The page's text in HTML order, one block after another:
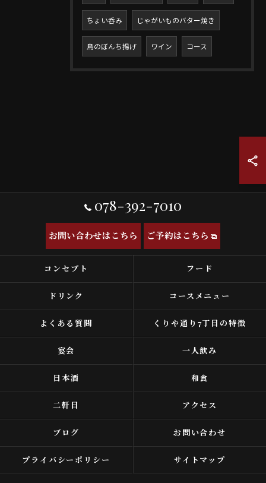
ちょい呑み じゃがいものバター焼き
鳥のぼんち揚げ ワイン コース
078-392-7010
お問い合わせはこちら ご予約はこちら
コンセプト フード
ドリンク コースメニュー
よくある質問 くりや通り7丁目の特徴
宴会 一人飲み
日本酒 和食
二軒目 アクセス
ブログ お問い合わせ
プライバシーポリシー サイトマップ